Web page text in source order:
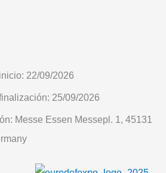
22/09/2026
25/09/2026
Messe Essen Messepl. 1, 45131